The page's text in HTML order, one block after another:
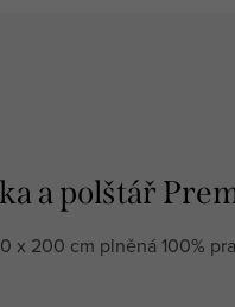
a polštář
x 200 cm plněná 100%